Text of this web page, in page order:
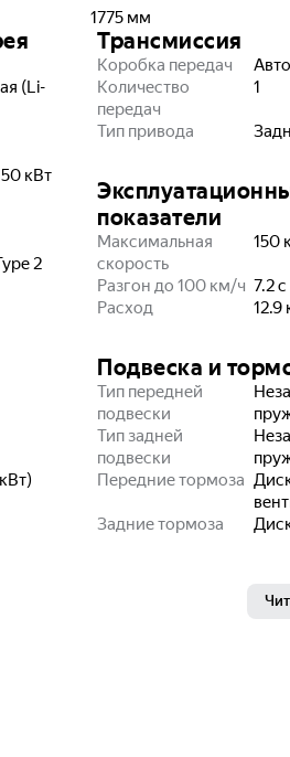
1775 мм
(Li-
кВт
2
Трансмиссия
Коробка передач
Количество
передач
1
Тип привода
показатели
Максимальная
скорость
150
Разгон до 100 км/ч 7.2с
Расход
12.9
Подвеска и
Тип передней
подвески
Тип задней
подвески
Передние тормоза
Задние тормоза